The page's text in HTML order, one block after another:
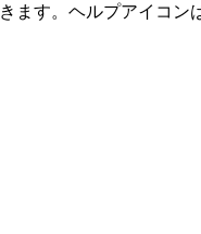
ます。ヘルプアイコン